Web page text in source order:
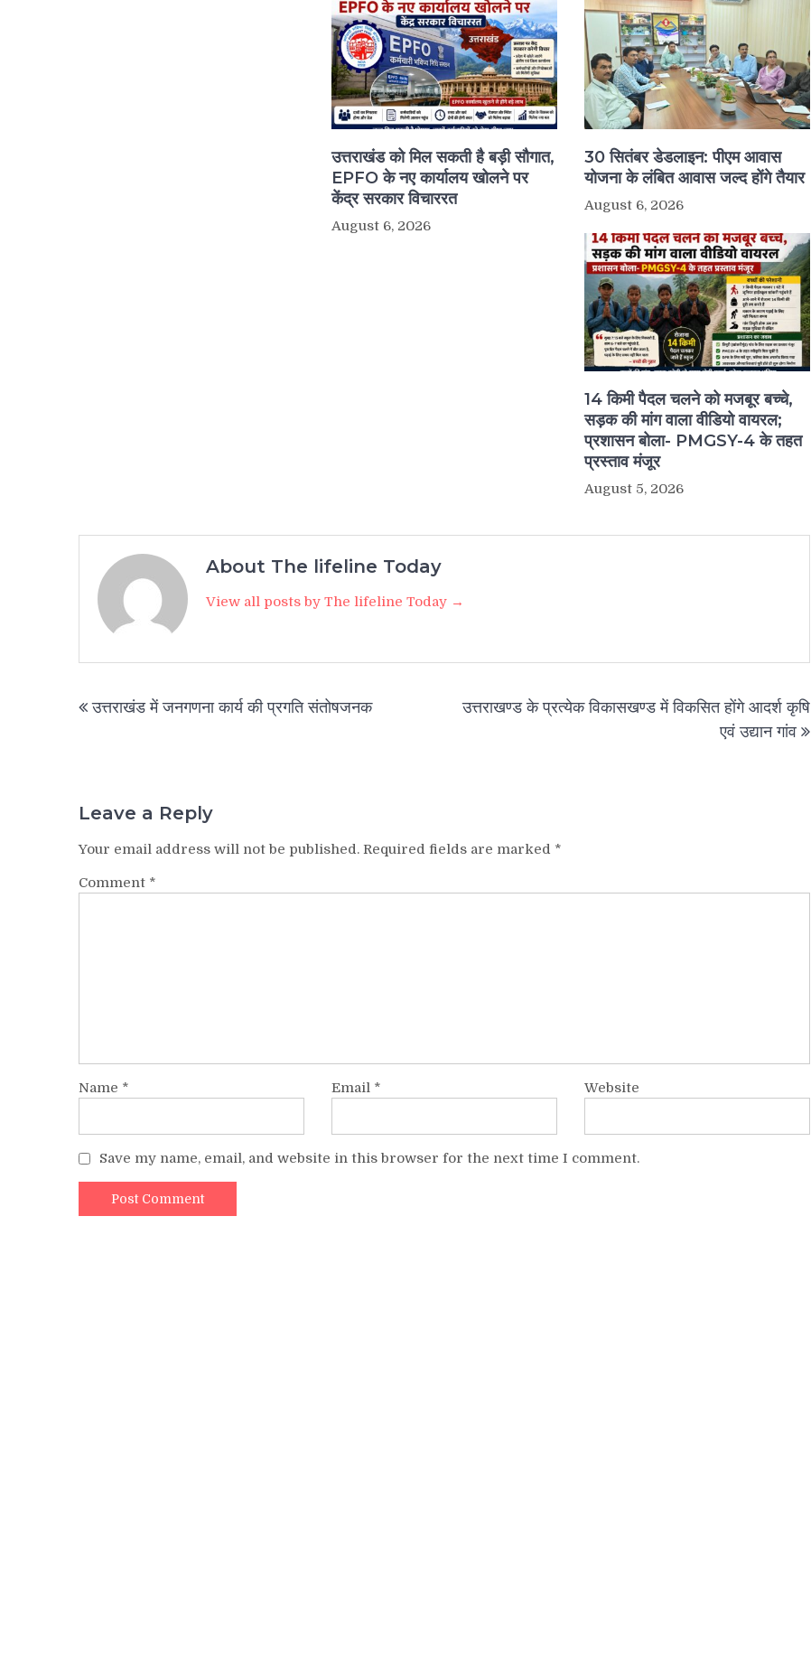
उत्तराखंड को मिल सकती है बड़ी सौगात,
EPFO के नए कार्यालय खोलने पर
केंद्र सरकार विचाररत
August 6, 2026
30 सितंबर डेडलाइन: पीएम आवास
योजना के लंबित आवास जल्द होंगे तैयार
August 6, 2026
14 किमी पैदल चलने को मजबूर बच्चे,
सड़क की मांग वाला वीडियो वायरल;
प्रशासन बोला- PMGSY-4 के तहत
प्रस्ताव मंजूर
August 5, 2026
About The lifeline Today
View all posts by The lifeline Today →
navigation
उत्तराखंड में जनगणना कार्य की प्रगति संतोषजनक
उत्तराखण्ड के प्रत्येक विकासखण्ड में विकसित होंगे आदर्श कृषि
एवं उद्यान गांव
Leave a Reply
Your email address will not be published. Required fields are marked *
Comment *
Name * Email * Website
Save my name, email, and website in this browser for the next time I comment.